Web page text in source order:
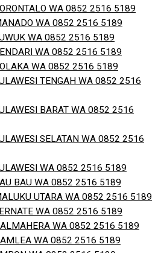
WA 0852 2516 5189
WA 0852 2516 5189
WA 0852 2516 5189
WA 0852 2516 5189
WA 0852 2516 5189
TENGAH WA 0852 2516
BARAT WA 0852 2516
SELATAN WA 0852 2516
WA 0852 2516 5189
BAU WA 0852 2516 5189
UTARA WA 0852 2516 5189
WA 0852 2516 5189
WA 0852 2516 5189
WA 0852 2516 5189